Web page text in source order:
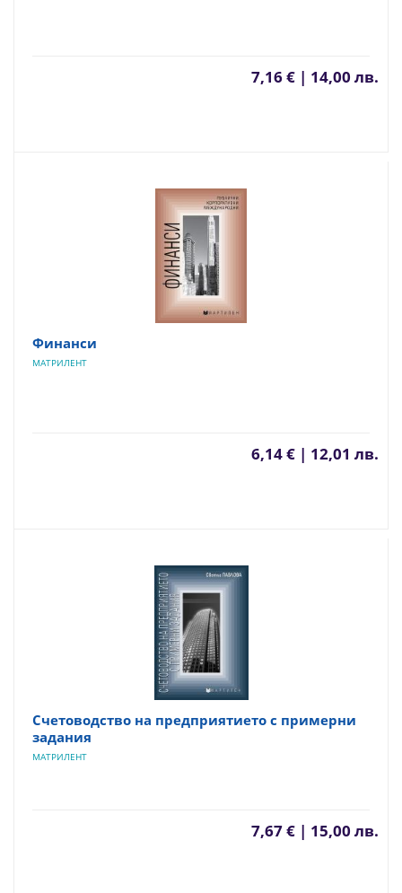
7,16 € | 14,00 лв.
Финанси
МАТРИЛЕНТ
6,14 € | 12,01 лв.
Счетоводство на предприятието с примерни
задания
МАТРИЛЕНТ
7,67 € | 15,00 лв.